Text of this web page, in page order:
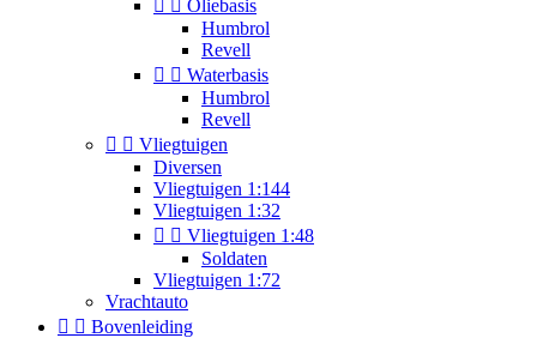
Oliebasis
Humbrol
Revell
  Waterbasis
Humbrol
Revell
  Vliegtuigen
Diversen
Vliegtuigen 1:144
Vliegtuigen 1:32
  Vliegtuigen 1:48
Soldaten
Vliegtuigen 1:72
Vrachtauto
  Bovenleiding